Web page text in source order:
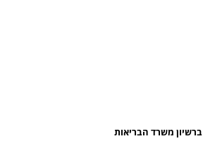
ברשיון משרד הבריאות